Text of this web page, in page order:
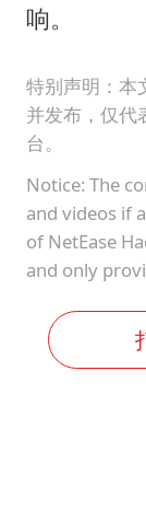
响。
特别声明：本
并发布，仅代
台。
Notice: The
and videos if
of NetEase
and only